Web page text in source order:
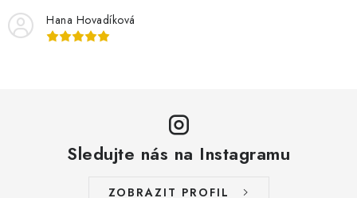
Hana Hovadíková
Sledujte nás na Instagramu
ZOBRAZIT PROFIL